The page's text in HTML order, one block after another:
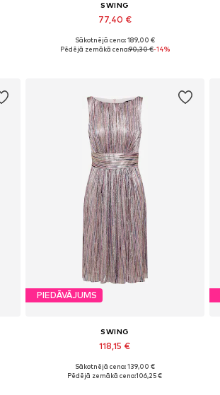
SWING
77,40 €
Pieejams daudzos izmēros
Sākotnējā cena: 189,00 €
Pēdējā zemākā cena:90,30 €-14%
PIEDĀVĀJUMS
SWING
118,15 €
Pieejamie izmēri: 34, 36, 38, 40, 42, 44
Sākotnējā cena: 139,00 €
Pēdējā zemākā cena:106,25 €